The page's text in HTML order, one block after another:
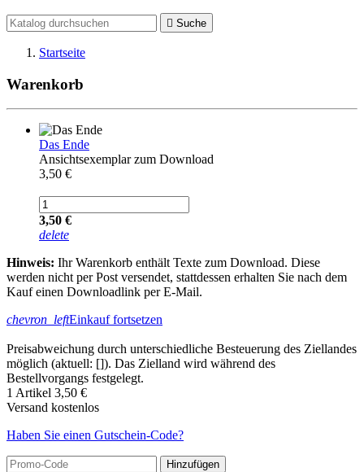
 Suche
Startseite
Warenkorb
Das Ende
Ansichtsexemplar zum Download
3,50 €
3,50 €
delete
Hinweis: Ihr Warenkorb enthält Texte zum Download. Diese
werden nicht per Post versendet, stattdessen erhalten Sie nach dem
Kauf einen Downloadlink per E-Mail.
chevron_leftEinkauf fortsetzen
Preisabweichung durch unterschiedliche Besteuerung des Ziellandes
möglich (aktuell: []). Das Zielland wird während des
Bestellvorgangs festgelegt.
1 Artikel 3,50 €
Versand kostenlos
Haben Sie einen Gutschein-Code?
Hinzufügen